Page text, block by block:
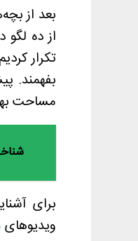
بعد از
از ده
تکرار
بفهمند.
مساحت
برای
ویدیوهای